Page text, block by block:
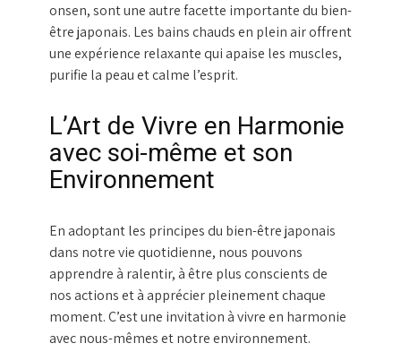
onsen, sont une autre facette importante du bien-
être japonais. Les bains chauds en plein air offrent
une expérience relaxante qui apaise les muscles,
purifie la peau et calme l’esprit.
L’Art de Vivre en Harmonie
avec soi-même et son
Environnement
En adoptant les principes du bien-être japonais
dans notre vie quotidienne, nous pouvons
apprendre à ralentir, à être plus conscients de
nos actions et à apprécier pleinement chaque
moment. C’est une invitation à vivre en harmonie
avec nous-mêmes et notre environnement.